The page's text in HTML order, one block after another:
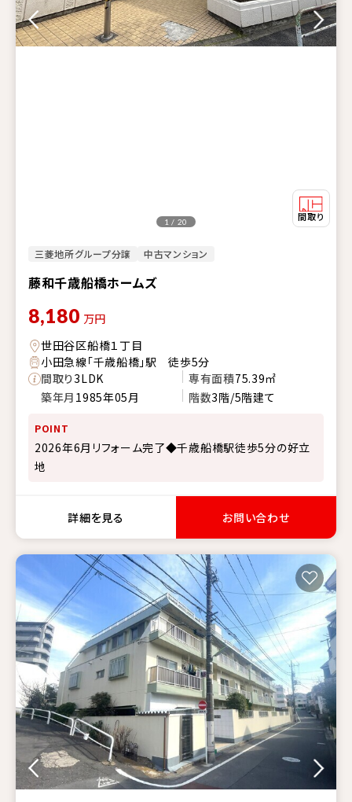
三菱地所グループ分譲 中古マンション
藤和千歳船橋ホームズ
1 / 20
8,180 万円
世田谷区船橋１丁目
小田急線「千歳船橋」駅 徒歩5分
間取り3LDK 専有面積75.39㎡
築年月 1985年05月 階数3階/5階建て
POINT
2026年6月リフォーム完了◆千歳船橋駅徒歩5分の好立
地
詳細を見る お問い合わせ